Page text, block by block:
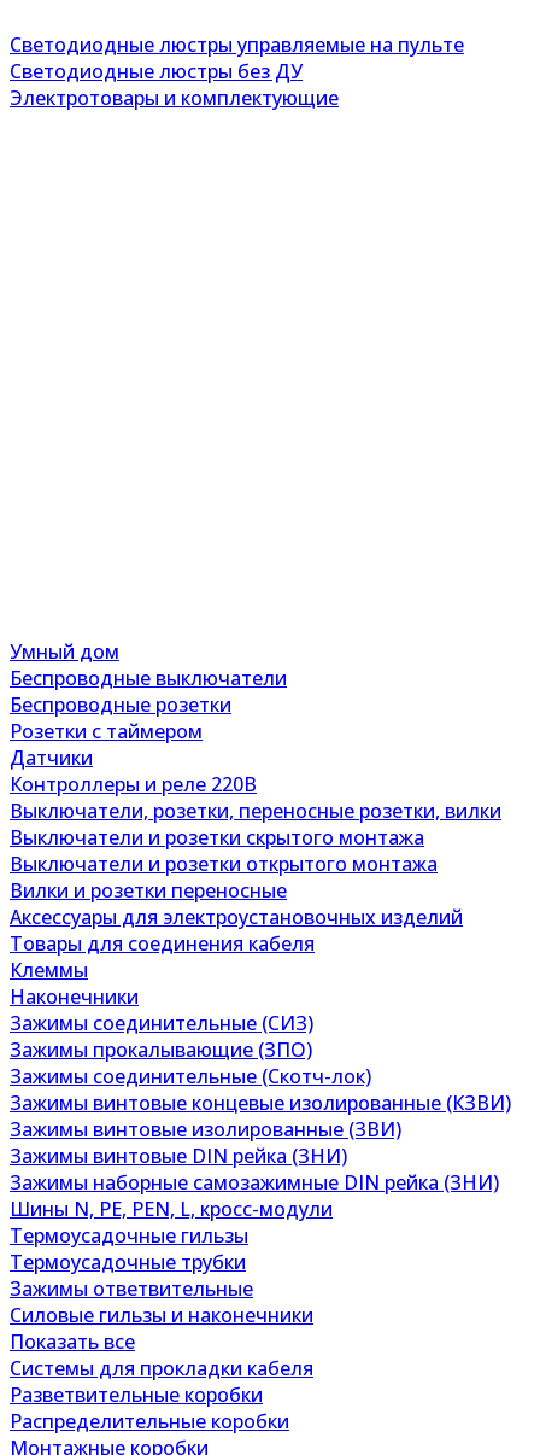
Светодиодные люстры управляемые на пульте
Светодиодные люстры без ДУ
Электротовары и комплектующие
Умный дом
Беспроводные выключатели
Беспроводные розетки
Розетки с таймером
Датчики
Контроллеры и реле 220В
Выключатели, розетки, переносные розетки, вилки
Выключатели и розетки скрытого монтажа
Выключатели и розетки открытого монтажа
Вилки и розетки переносные
Аксессуары для электроустановочных изделий
Товары для соединения кабеля
Клеммы
Наконечники
Зажимы соединительные (СИЗ)
Зажимы прокалывающие (ЗПО)
Зажимы соединительные (Скотч-лок)
Зажимы винтовые концевые изолированные (КЗВИ)
Зажимы винтовые изолированные (ЗВИ)
Зажимы винтовые DIN рейка (ЗНИ)
Зажимы наборные самозажимные DIN рейка (ЗНИ)
Шины N, PE, PEN, L, кросс-модули
Термоусадочные гильзы
Термоусадочные трубки
Зажимы ответвительные
Силовые гильзы и наконечники
Показать все
Системы для прокладки кабеля
Разветвительные коробки
Распределительные коробки
Монтажные коробки